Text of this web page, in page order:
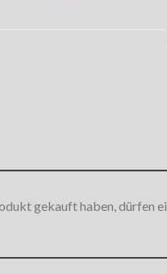
gekauft haben, dürfen